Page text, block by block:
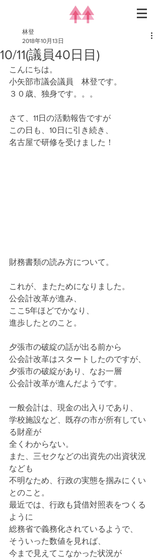
10/11(議員40日目)
林登
2018年10月13日
こんにちは。
小矢部市議会議員　林登です。
３０歳、独身です。。。
さて、11日の活動報告ですが
この日も、10日に引き続き、
名古屋で研修を受けました！
財務書類の読み方について。
これが、またためになりました。
公会計改革が進み、
ここ5年ほどでかなり、
進歩したとのこと。
夕張市の破綻の話が出る前から
公会計改革はスタートしたのですが、
夕張市の破綻があり、なお一層
公会計改革が進んだようです。
一般会計は、現金の出入りであり、
学校施設など、既存の市が所有してい
る財産が
全くわからない。
また、三セクなどの出資先の出資状況
なども
不明なため、行政の実態を掴みにくい
とのこと。
最近では、行政も貸借対照表をつくる
ように
総務省で義務化されているようで、
そういった数値を見れば、
今まで見えてこなかった状況が